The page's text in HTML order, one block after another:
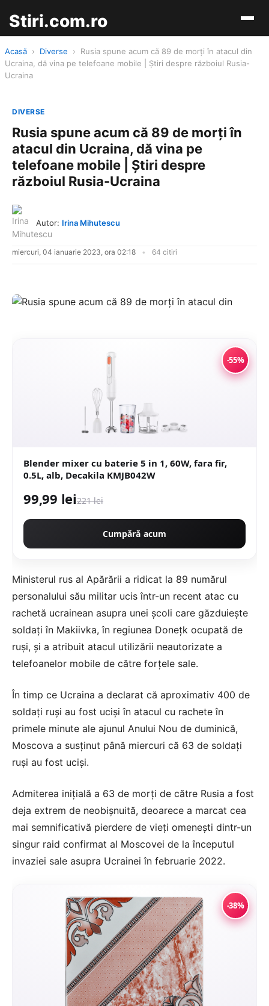
Stiri.com.ro
Acasă › Diverse ›
Rusia spune acum că 89 de morți în atacul din
Ucraina, dă vina pe telefoane mobile | Știri despre războiul Rusia-
Ucraina
DIVERSE
Rusia spune acum că 89 de morți în
atacul din Ucraina, dă vina pe
telefoane mobile | Știri despre
războiul Rusia-Ucraina
Autor: Irina Mihutescu
miercuri, 04 ianuarie 2023, ora 02:18 64 citiri
-55%
Blender mixer cu baterie 5 in 1, 60W, fara fir,
0.5L, alb, Decakila KMJB042W
99,99 lei221 lei
Cumpără acum
Ministerul rus al Apărării a ridicat la 89 numărul
personalului său militar ucis într-un recent atac cu
rachetă ucrainean asupra unei școli care găzduiește
soldați în Makiivka, în regiunea Donețk ocupată de
ruși, și a atribuit atacul utilizării neautorizate a
telefoanelor mobile de către forțele sale.
În timp ce Ucraina a declarat că aproximativ 400 de
soldați ruși au fost uciși în atacul cu rachete în
primele minute ale ajunul Anului Nou de duminică,
Moscova a susținut până miercuri că 63 de soldați
ruși au fost uciși.
Admiterea inițială a 63 de morți de către Rusia a fost
deja extrem de neobișnuită, deoarece a marcat cea
mai semnificativă pierdere de vieți omenești dintr-un
singur raid confirmat al Moscovei de la începutul
invaziei sale asupra Ucrainei în februarie 2022.
-38%